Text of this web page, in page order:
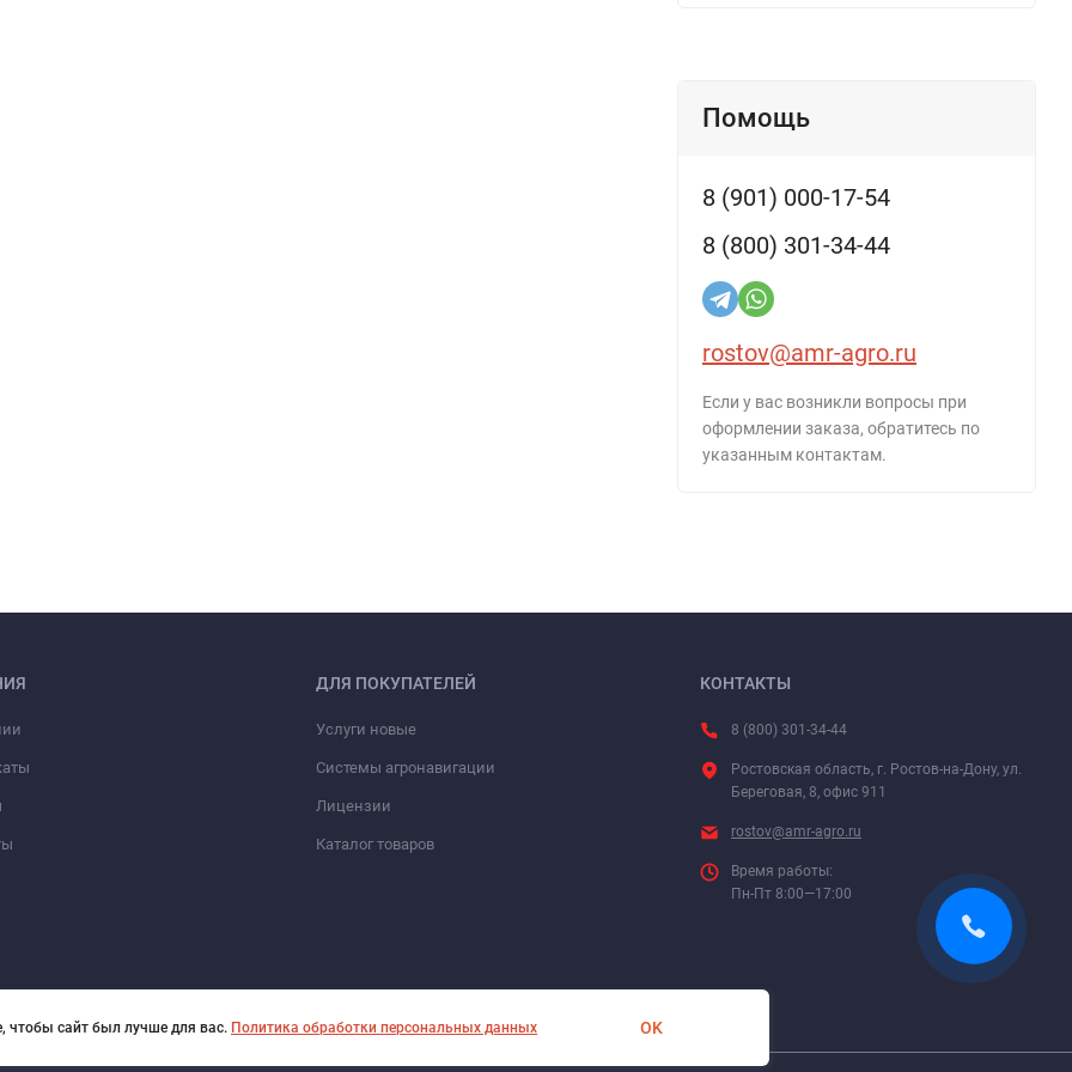
Помощь
8 (901) 000-17-54
8 (800) 301-34-44
rostov@amr-agro.ru
Если у вас возникли вопросы при
оформлении заказа, обратитесь по
указанным контактам.
ДЛЯ ПОКУПАТЕЛЕЙ
Услуги новые
Системы агронавигации
Лицензии
Каталог товаров
КОНТАКТЫ
8 (800) 301-34-44
Ростовская область, г. Ростов-на-Дону, ул.
Береговая, 8, офис 911
rostov@amr-agro.ru
Время работы:
Пн-Пт 8:00—17:00
сайт был лучше для вас. Политика обработки персональных данных OK